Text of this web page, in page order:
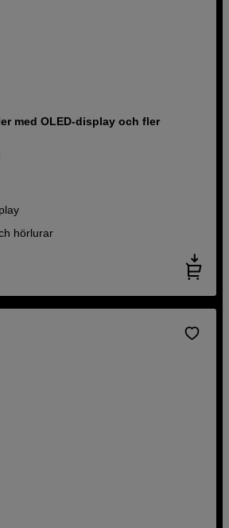
med OLED-display och fler
hörlurar